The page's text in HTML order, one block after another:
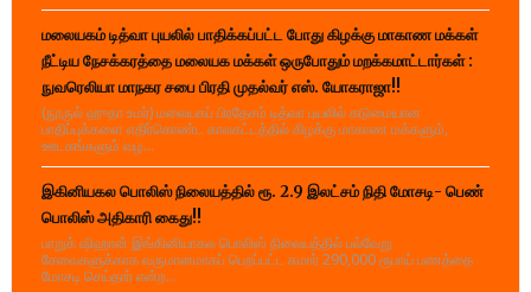
மலையகம் டித்வா புயலில் பாதிக்கப்பட்ட போது கிழக்கு மாகாண மக்கள்
நீட்டிய நேசக்கரத்தை மலையக மக்கள் ஒருபோதும் மறக்கமாட்டார்கள் :
நுவரெலியா மாநகர சபை பிரதி முதல்வர் எஸ். யோகராஜா!!
(நூருல் ஹுதா உமர்) மலையகப் பிரதேசம் டித்வா புயலில் கடுமையான
பாதிப்புக்களை எதிர்கொண்ட காலகட்டத்தில் கிழக்கு மாகாண மக்களும்,
ஊடகங்களும் வழ...
இகினியகல பொலிஸ் நிலையத்தில் ரூ. 2.9 இலட்சம் நிதி மோசடி- பெண்
பொலிஸ் அதிகாரி கைது!!
பாறுக் ஷிஹான் இங்கினியாகல பொலிஸ் நிலையத்தில் பல்வேறு
சேவைகளுக்காக வருமானமாகப் பெறப்பட்ட சுமார் 290,000 ரூபாய் பணத்தை
மோசடி செய்தார் என்ற...